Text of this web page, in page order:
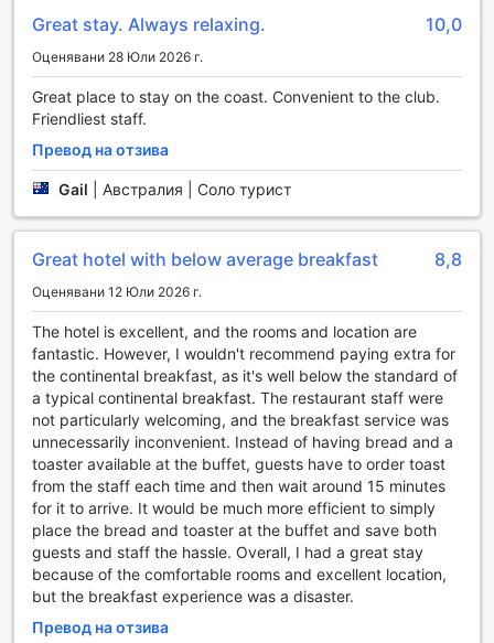
Освен това, хотелът разполага с игрална стая, която
предлага забавление за всички възрасти. Независимо
дали искате да се състезавате в настолни игри или да
се насладите на видео игри, игралната стая е
перфектното място да прекарвате времето си, докато
се забавлявате. Тук всеки ще намери нещо за себе си,
което прави ibis Styles The Entrance идеален избор за
семейства и групи приятели, търсещи незабравими
моменти.
Спортни съоръжения в ibis Styles The Entrance
спортни съоръжения, които ще задоволят нуждите на
всеки активен посетител. На територията на хотела се
намира прекрасно проектирано голф игрище, което
предоставя възможност за игра в живописна
обстановка. Независимо дали сте начинаещ или опитен
играч, игрището е идеално за релаксация и
предизвикателства на открито.
За любителите на фитнеса, хотелът предлага модерно
оборудван фитнес център, където можете да
поддържате формата си по време на почивката си. В
допълнение, гостите могат да се насладят на уникален
опит в йога стаята, предоставяйки идеално
пространство за медитация и релаксация. За тези,
които търсят малко забавление, кегел-алая е
перфектно място за състезания с приятели или
семейство. За достъп до фитнес центъра се изисква
Great stay. Always relaxing. 10,0
Оценявани 28 Юли 2026 г.
Great place to stay on the coast. Convenient to the club.
Friendliest staff.
Превод на отзива
Gail Австралия | Соло турист
Great hotel with below average breakfast 8,8
Оценявани 12 Юли 2026 г.
The hotel is excellent, and the rooms and location are
fantastic. However, I wouldn't recommend paying extra for
the continental breakfast, as it's well below the standard of
a typical continental breakfast. The restaurant staff were
not particularly welcoming, and the breakfast service was
unnecessarily inconvenient. Instead of having bread and a
toaster available at the buffet, guests have to order toast
from the staff each time and then wait around 15 minutes
for it to arrive. It would be much more efficient to simply
place the bread and toaster at the buffet and save both
guests and staff the hassle. Overall, I had a great stay
because of the comfortable rooms and excellent location,
but the breakfast experience was a disaster.
Превод на отзива